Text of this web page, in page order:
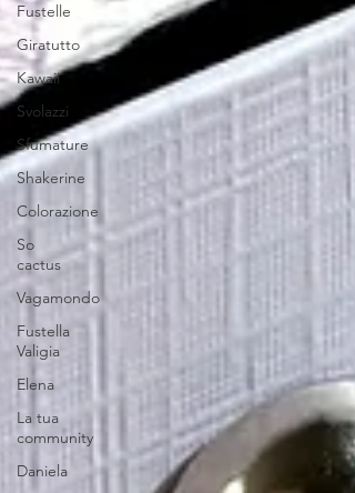
Fustelle
Giratutto
Kawaii
Svolazzi
Sfumature
Shakerine
Colorazione
So
cactus
Vagamondo
Fustella
Valigia
Elena
La tua
community
Daniela